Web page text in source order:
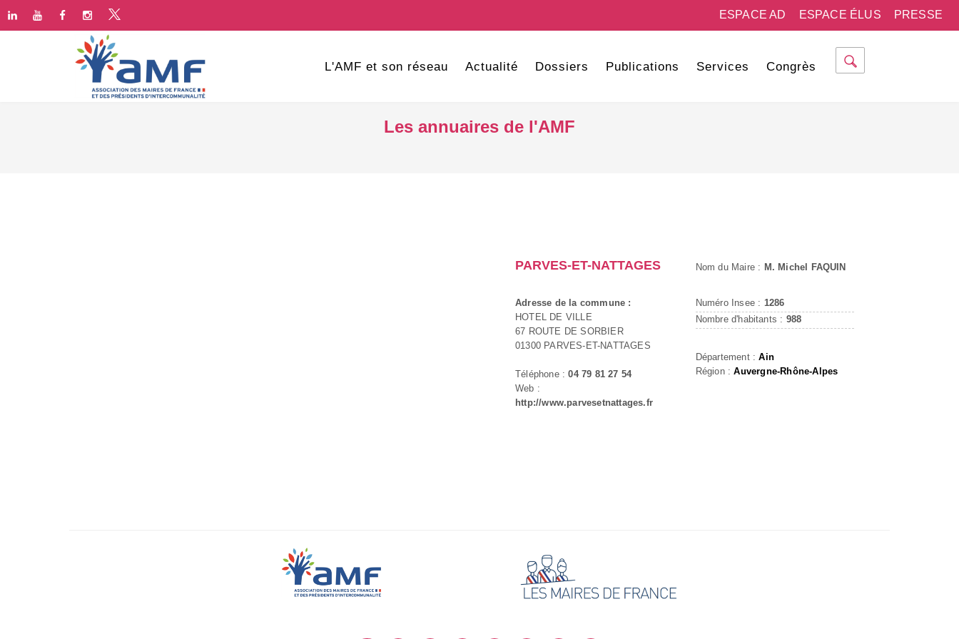
PRESSE
ESPACE ÉLUS
ESPACE AD
L'AMF et son réseau Actualité Dossiers Publications Services Congrès
Les annuaires de l'AMF
PARVES-ET-NATTAGES
Adresse de la commune :
HOTEL DE VILLE
67 ROUTE DE SORBIER
01300 PARVES-ET-NATTAGES
Téléphone :04 79 81 27 54
Web :
http://www.parvesetnattages.fr
Nom du Maire : M. Michel FAQUIN
Numéro Insee : 1286
Nombre d'habitants : 988
Département :Ain
Région :Auvergne-Rhône-Alpes